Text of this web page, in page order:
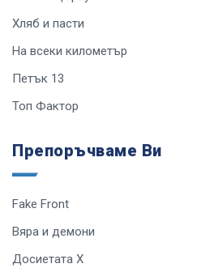
Хляб и пасти
На всеки километър
Петък 13
Топ Фактор
Препоръчваме Ви
Fake Front
Вяра и демони
Досиетата Х